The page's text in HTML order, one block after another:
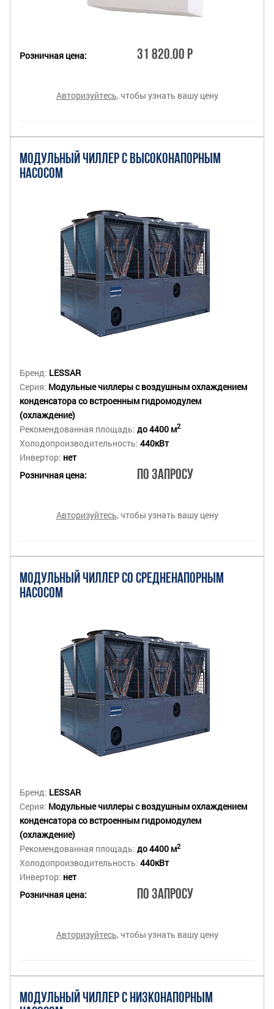
Розничная цена: 31 820.00 Р
Авторизуйтесь, чтобы узнать вашу цену
МОДУЛЬНЫЙ ЧИЛЛЕР С ВЫСОКОНАПОРНЫМ
НАСОСОМ
Бренд: LESSAR
Серия: Модульные чиллеры с воздушным охлаждением
конденсатора со встроенным гидромодулем
(охлаждение)
Рекомендованная площадь: до 4400 м2
Холодопроизводительность: 440кВт
Инвертор: нет
Розничная цена:
По запросу
Авторизуйтесь, чтобы узнать вашу цену
МОДУЛЬНЫЙ ЧИЛЛЕР СО СРЕДНЕНАПОРНЫМ
НАСОСОМ
Бренд: LESSAR
Серия: Модульные чиллеры с воздушным охлаждением
конденсатора со встроенным гидромодулем
(охлаждение)
Рекомендованная площадь: до 4400 м2
Холодопроизводительность: 440кВт
Инвертор: нет
Розничная цена:
По запросу
Авторизуйтесь, чтобы узнать вашу цену
МОДУЛЬНЫЙ ЧИЛЛЕР С НИЗКОНАПОРНЫМ